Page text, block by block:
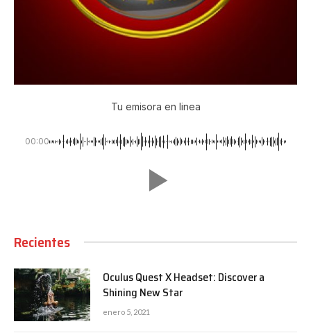
Tu emisora en linea
00:00
Recientes
Oculus Quest X Headset: Discover a
Shining New Star
enero 5, 2021